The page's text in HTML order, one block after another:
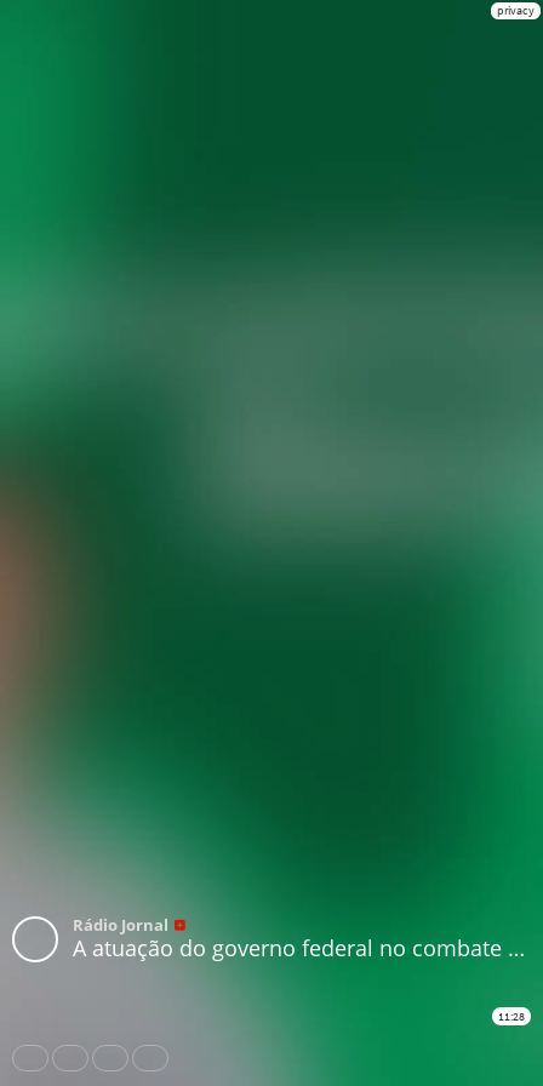
privacy
Rádio Jornal
A atuação do governo federal no combate à pandemia
11:28
Share Like